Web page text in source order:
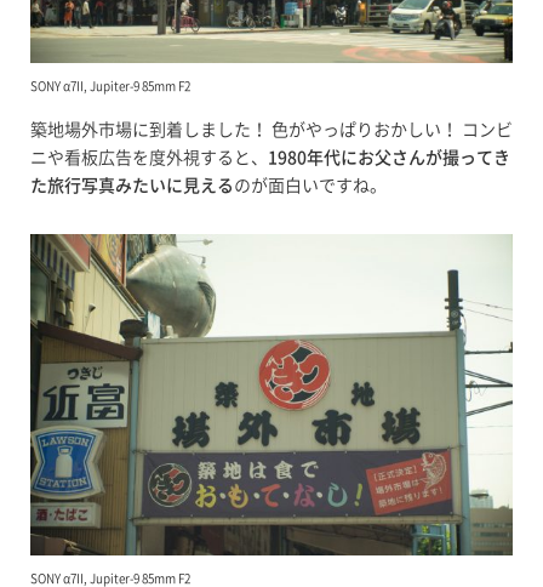
SONY α7II, Jupiter-9 85mm F2
築地場外市場に到着しました！ 色がやっぱりおかしい！ コンビ
ニや看板広告を度外視すると、 1980年代にお父さんが撮ってき
た旅行写真みたいに見える のが面白いですね。
SONY α7II, Jupiter-9 85mm F2